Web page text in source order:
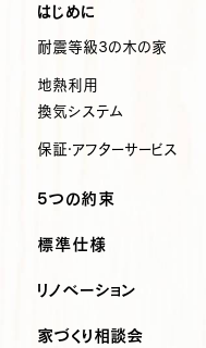
はじめに
耐震等級3の木の家
地熱利用
換気システム
保証・アフターサービス
5つの約束
標準仕様
リノベーション
家づくり相談会